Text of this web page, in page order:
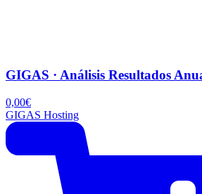
GIGAS · Análisis Resultados
0,00€
GIGAS Hosting